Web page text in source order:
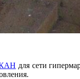
для сети